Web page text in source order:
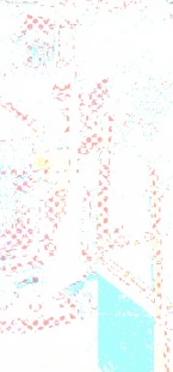

次へ

検索